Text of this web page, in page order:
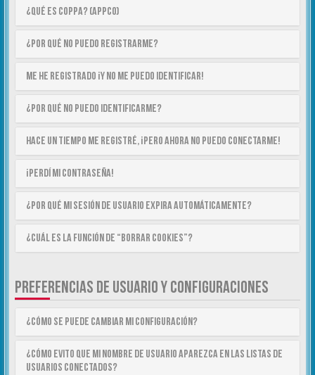
¿Qué es COPPA? (APPCO)
¿Por qué no puedo registrarme?
Me he registrado ¡y no me puedo identificar!
¿Por qué no puedo identificarme?
Hace un tiempo me registré, ¡pero ahora no puedo conectarme!
¡Perdí mi contraseña!
¿Por qué mi sesión de usuario expira automáticamente?
¿Cuál es la función de “Borrar cookies”?
PREFERENCIAS DE USUARIO Y CONFIGURACIONES
¿Cómo se puede cambiar mi configuración?
¿Cómo evito que mi nombre de usuario aparezca en las listas de
usuarios conectados?